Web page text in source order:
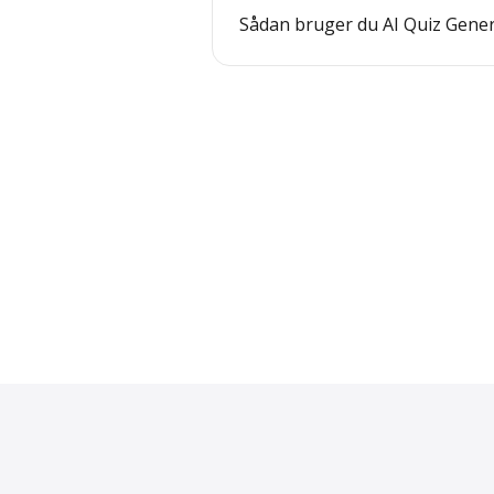
Sådan bruger du AI Quiz